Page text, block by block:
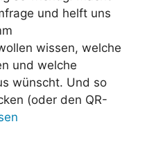
und helft uns
wissen, welche
und welche
wünscht. Und so
(oder den QR-